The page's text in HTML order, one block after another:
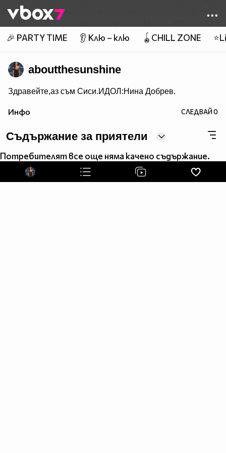
👾
🎉 PARTY TIME 👂 Клю – клю 🪀CHILL ZONE
aboutthesunshine
Здравейте,аз съм Сиси.ИДОЛ:Нина Добрев.
Инфо СЛЕДВАЙ0
Съдържание за приятели
Потребителят все още няма качено съдържание.